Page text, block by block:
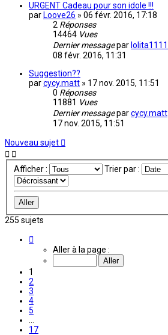
URGENT Cadeau pour son idole !!!
par Loove26 » 06 févr. 2016, 17:18
2 Réponses
14464 Vues
Dernier messagepar lolita1111
08 févr. 2016, 11:31
Suggestion??
parcycy.matt » 17 nov. 2015, 11:51
0 Réponses
11881 Vues
Dernier messageparcycy.matt
17 nov. 2015, 11:51
Nouveau sujet
Afficher : Trier par :
255 sujets
Aller à la page :
1
2
3
4
5
17